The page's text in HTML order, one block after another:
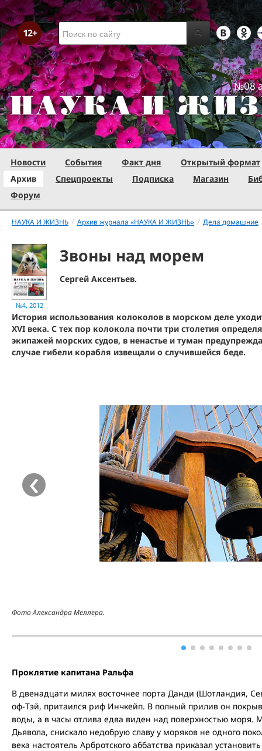
№08
Новости События Факт дня
Открытый формат
Архив
Спецпроекты Подписка Магазин
Форум
НАУКА И ЖИЗНЬ / Архив журнала «НАУКА И ЖИЗНЬ» / Дела домашние
№4, 2012
Звоны над морем
Сергей Аксентьев.
История использования колоколов в морском деле
XVI века. С тех пор колокола почти три столетия
экипажей морских судов, в ненастье и туман
случае гибели корабля извещали о случившейся беде.
Фото Александра Меллера.
‹
Проклятие капитана Ральфа
В двенадцати милях восточнее порта Данди (Шотландия,
оф-Тэй, притаился риф Инчкейп. В полный прилив он
воды, а в часы отлива едва виден над поверхностью моря.
Дьявола, снискало недобрую славу у моряков не одного
века настоятель Арбротского аббатства приказал